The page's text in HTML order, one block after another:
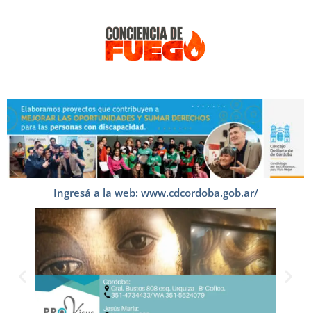
Ingresá a la web: www.cdcordoba.gob.ar/